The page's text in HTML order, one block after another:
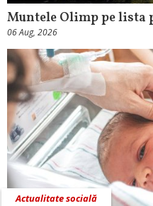
Muntele Olimp pe lista
06 Aug, 2026
Actualitate socială